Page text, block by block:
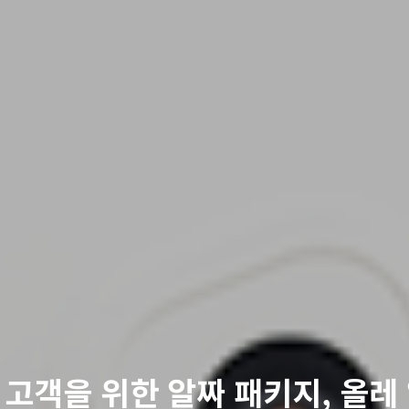
객을 위한 알짜 패키지, 올레